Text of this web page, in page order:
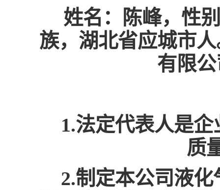
姓名：陈峰，性
族，湖北省应城市
有限
1.法定代表人是
质
2.制定本公司液